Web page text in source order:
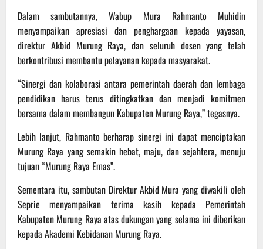
Dalam sambutannya, Wabup Mura Rahmanto Muhidin
menyampaikan apresiasi dan penghargaan kepada yayasan,
direktur Akbid Murung Raya, dan seluruh dosen yang telah
berkontribusi membantu pelayanan kepada masyarakat.
“Sinergi dan kolaborasi antara pemerintah daerah dan lembaga
pendidikan harus terus ditingkatkan dan menjadi komitmen
bersama dalam membangun Kabupaten Murung Raya,” tegasnya.
Lebih lanjut, Rahmanto berharap sinergi ini dapat menciptakan
Murung Raya yang semakin hebat, maju, dan sejahtera, menuju
tujuan “Murung Raya Emas”.
Sementara itu, sambutan Direktur Akbid Mura yang diwakili oleh
Seprie menyampaikan terima kasih kepada Pemerintah
Kabupaten Murung Raya atas dukungan yang selama ini diberikan
kepada Akademi Kebidanan Murung Raya.